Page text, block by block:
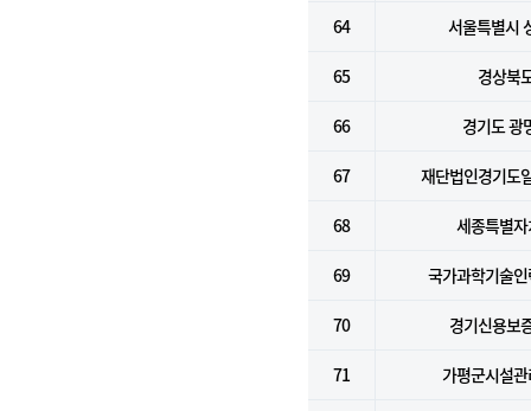
64 서울특별시
65 경상북
66 경기도 광
67 재단법인경기도
68 세종특별
69 국가과학기술
70 경기신용보
71 가평군시설